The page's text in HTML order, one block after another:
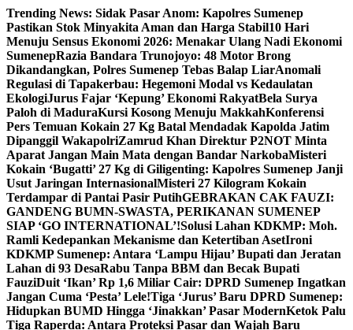
Skip
to
content
Trending News: Sidak Pasar Anom: Kapolres Sumenep
Pastikan Stok Minyakita Aman dan Harga Stabil10 Hari
Menuju Sensus Ekonomi 2026: Menakar Ulang Nadi Ekonomi
SumenepRazia Bandara Trunojoyo: 48 Motor Brong
Dikandangkan, Polres Sumenep Tebas Balap LiarAnomali
Regulasi di Tapakerbau: Hegemoni Modal vs Kedaulatan
EkologiJurus Fajar ‘Kepung’ Ekonomi RakyatBela Surya
Paloh di MaduraKursi Kosong Menuju MakkahKonferensi
Pers Temuan Kokain 27 Kg Batal Mendadak Kapolda Jatim
Dipanggil WakapolriZamrud Khan Direktur P2NOT Minta
Aparat Jangan Main Mata dengan Bandar NarkobaMisteri
Kokain ‘Bugatti’ 27 Kg di Giligenting: Kapolres Sumenep Janji
Usut Jaringan InternasionalMisteri 27 Kilogram Kokain
Terdampar di Pantai Pasir PutihGEBRAKAN CAK FAUZI:
GANDENG BUMN-SWASTA, PERIKANAN SUMENEP
SIAP ‘GO INTERNATIONAL’!Solusi Lahan KDKMP: Moh.
Ramli Kedepankan Mekanisme dan Ketertiban AsetIroni
KDKMP Sumenep: Antara ‘Lampu Hijau’ Bupati dan Jeratan
Lahan di 93 DesaRabu Tanpa BBM dan Becak Bupati
FauziDuit ‘Ikan’ Rp 1,6 Miliar Cair: DPRD Sumenep Ingatkan
Jangan Cuma ‘Pesta’ Lele!Tiga ‘Jurus’ Baru DPRD Sumenep:
Hidupkan BUMD Hingga ‘Jinakkan’ Pasar ModernKetok Palu
Tiga Raperda: Antara Proteksi Pasar dan Wajah Baru